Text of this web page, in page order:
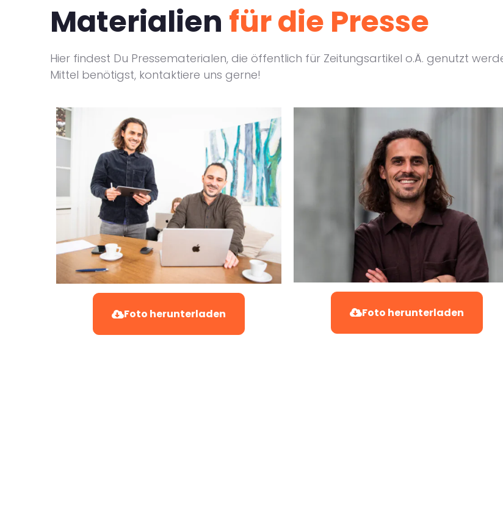
Materialien für die Presse
Hier findest Du Pressematerialen, die öffentlich für Zeitungsartikel o.Ä. genutzt
Mittel benötigst, kontaktiere uns gerne!
Foto herunterladen Foto herunterladen